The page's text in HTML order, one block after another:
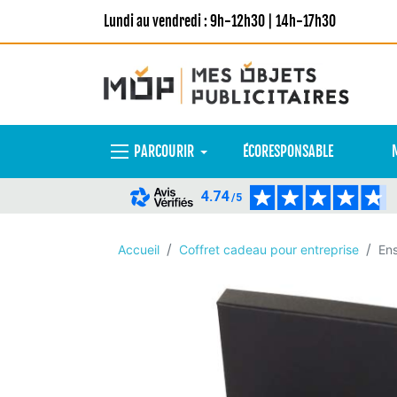
Lundi au vendredi : 9h-12h30 | 14h-17h30
PARCOURIR ÉCORESPONSABLE
4.74/5
Accueil Coffret cadeau pour entreprise